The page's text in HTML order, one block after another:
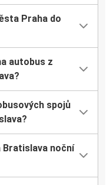
Praha do
autobus z
spojů
Bratislava noční